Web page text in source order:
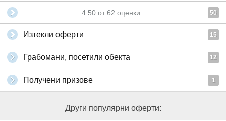
4.50 от 62 оценки 50
Изтекли оферти 15
Грабомани, посетили обекта 12
Получени призове 1
Други популярни оферти: